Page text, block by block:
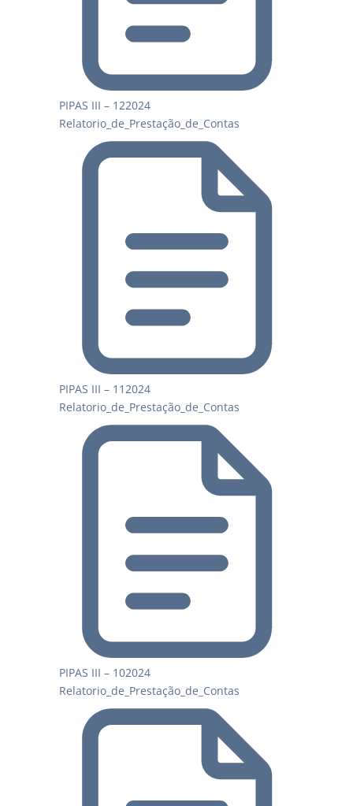
PIPAS III – 122024
Relatorio_de_Prestação_de_Contas
PIPAS III – 112024
Relatorio_de_Prestação_de_Contas
PIPAS III – 102024
Relatorio_de_Prestação_de_Contas